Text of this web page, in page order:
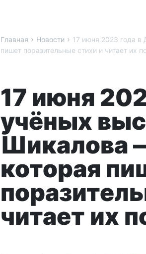
Главная › Новости › 17 июня 2023 года
пишет поразительные стихи и читает их
17 июня
учёных
Шикалова
которая
читает их